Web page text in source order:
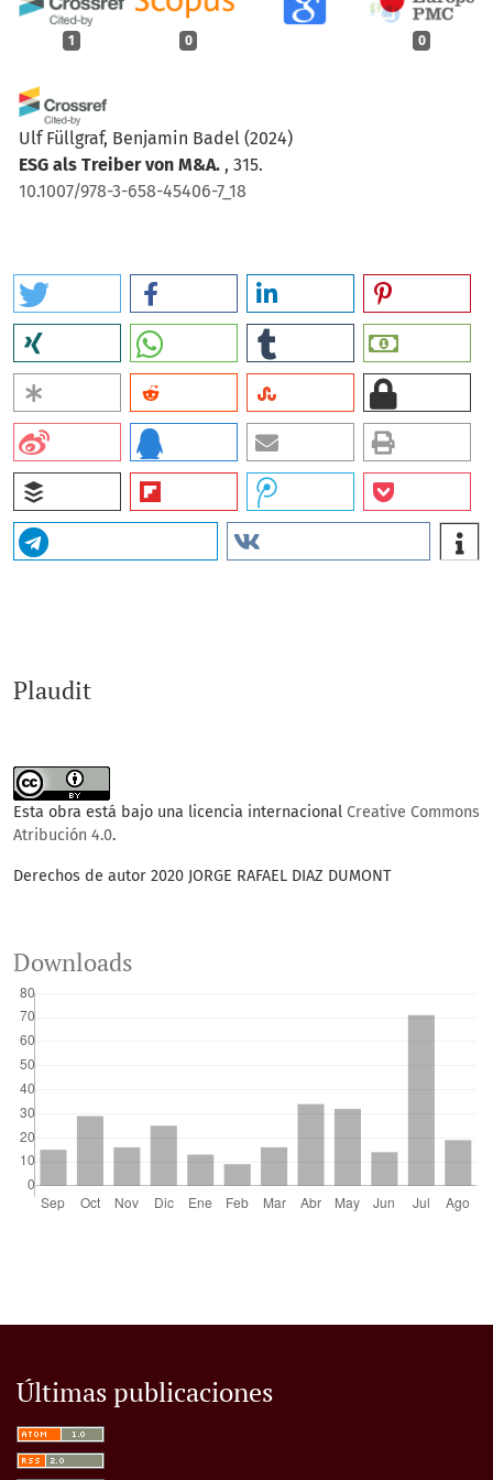
1 0 0
Ulf Füllgraf, Benjamin Badel (2024)
ESG als Treiber von M&A. , 315.
10.1007/978-3-658-45406-7_18
Plaudit
Esta obra está bajo una licencia internacional Creative Commons
Atribución 4.0.
Derechos de autor 2020 JORGE RAFAEL DIAZ DUMONT
Downloads
Últimas publicaciones